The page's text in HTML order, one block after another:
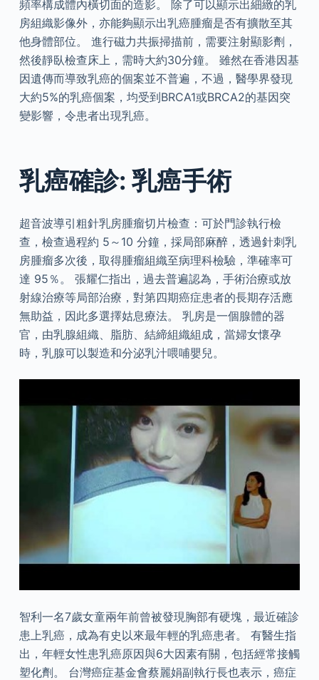
頻率構成體內橫切面的造影。 除了可以顯示出細緻的乳
房組織影像外，亦能夠顯示出乳癌腫瘤是否有擴散至其
他身體部位。 進行磁力共振掃描前，需要注射顯影劑，
然後靜臥檢查床上，需時大約30分鐘。 雖然在香港因基
因遺傳而導致乳癌的個案並不普遍，不過，醫學界發現
大約5%的乳癌個案，均受到BRCA1或BRCA2的基因突
變影響，令患者出現乳癌。
乳癌確診: 乳癌手術
超音波導引粗針乳房腫瘤切片檢查：可於門診執行檢
查，檢查過程約 5～10 分鐘，採局部麻醉，透過針刺乳
房腫瘤多次後，取得腫瘤組織至病理科檢驗，準確率可
達 95％。 張耀仁指出，過去普遍認為，手術治療或放
射線治療等局部治療，對第四期癌症患者的長期存活應
無助益，因此多選擇姑息療法。 乳房是一個腺體的器
官，由乳腺組織、脂肪、結締組織組成，當婦女懷孕
時，乳腺可以製造和分泌乳汁喂哺嬰兒。
智利一名7歲女童兩年前曾被發現胸部有硬塊，最近確診
患上乳癌，成為有史以來最年輕的乳癌患者。 有醫生指
出，年輕女性患乳癌原因與6大因素有關，包括經常接觸
塑化劑。 台灣癌症基金會蔡麗娟副執行長也表示，癌症